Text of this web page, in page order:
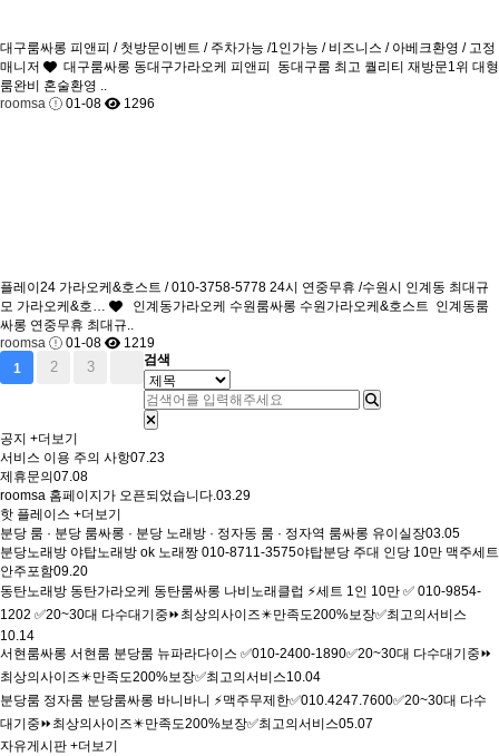
대구룸싸롱 피앤피 / 첫방문이벤트 / 주차가능 /1인가능 / 비즈니스 / 아베크환영 / 고정
매니저
대구룸싸롱 동대구가라오케 피앤피 동대구룸 최고 퀄리티 재방문1위 대형
룸완비 혼술환영 ..
roomsa
01-08 1296
플레이24 가라오케&호스트 / 010-3758-5778 24시 연중무휴 /수원시 인계동 최대규
모 가라오케&호…
인계동가라오케 수원룸싸롱 수원가라오케&호스트 인계동룸
싸롱 연중무휴 최대규..
roomsa
01-08
1219
1
2 3 검색
공지 +더보기
서비스 이용 주의 사항07.23
제휴문의 07.08
roomsa 홈페이지가 오픈되었습니다.03.29
핫 플레이스 +더보기
분당 룸 · 분당 룸싸롱 · 분당 노래방 · 정자동 룸 · 정자역 룸싸롱 유이실장03.05
분당노래방 야탑노래방 ok 노래짱 010-8711-3575야탑분당 주대 인당 10만 맥주세트
안주포함09.20
동탄노래방 동탄가라오케 동탄룸싸롱 나비노래클럽 ⚡세트 1인 10만 ✅ 010-9854-
1202 ✅20~30대 다수대기중⏩최상의사이즈✴️만족도200%보장✅최고의서비스
10.14
서현룸싸롱 서현룸 분당룸 뉴파라다이스 ✅010-2400-1890✅20~30대 다수대기중⏩
최상의사이즈✴️만족도200%보장✅최고의서비스10.04
분당룸 정자룸 분당룸싸롱 바니바니 ⚡맥주무제한✅010.4247.7600✅20~30대 다수
대기중⏩최상의사이즈✴️만족도200%보장✅최고의서비스05.07
자유게시판 +더보기